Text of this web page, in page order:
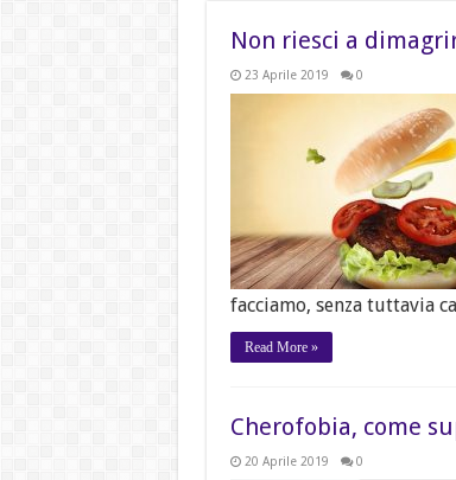
Non riesci a
23 Aprile 2019 0
facciamo, senza tuttavia
Read More »
Cherofobia, come
20 Aprile 2019 0